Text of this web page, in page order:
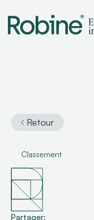
Retour
Classement
Partager: